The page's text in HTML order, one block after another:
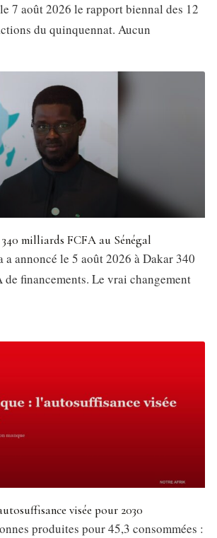
7 août 2026 le rapport biennal des 12
du quinquennat. Aucun
milliards FCFA au Sénégal
a annoncé le 5 août 2026 à Dakar 340
financements. Le vrai changement
visée pour 2030
produites pour 45,3 consommées :